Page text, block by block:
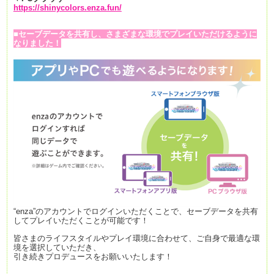
https://shinycolors.enza.fun/
■セーブデータを共有し、さまざまな環境でプレイいただけるように
なりました！
“enza”のアカウントでログインいただくことで、セーブデータを共有
してプレイいただくことが可能です！
皆さまのライフスタイルやプレイ環境に合わせて、ご自身で最適な環
境を選択していただき、
引き続きプロデュースをお願いいたします！